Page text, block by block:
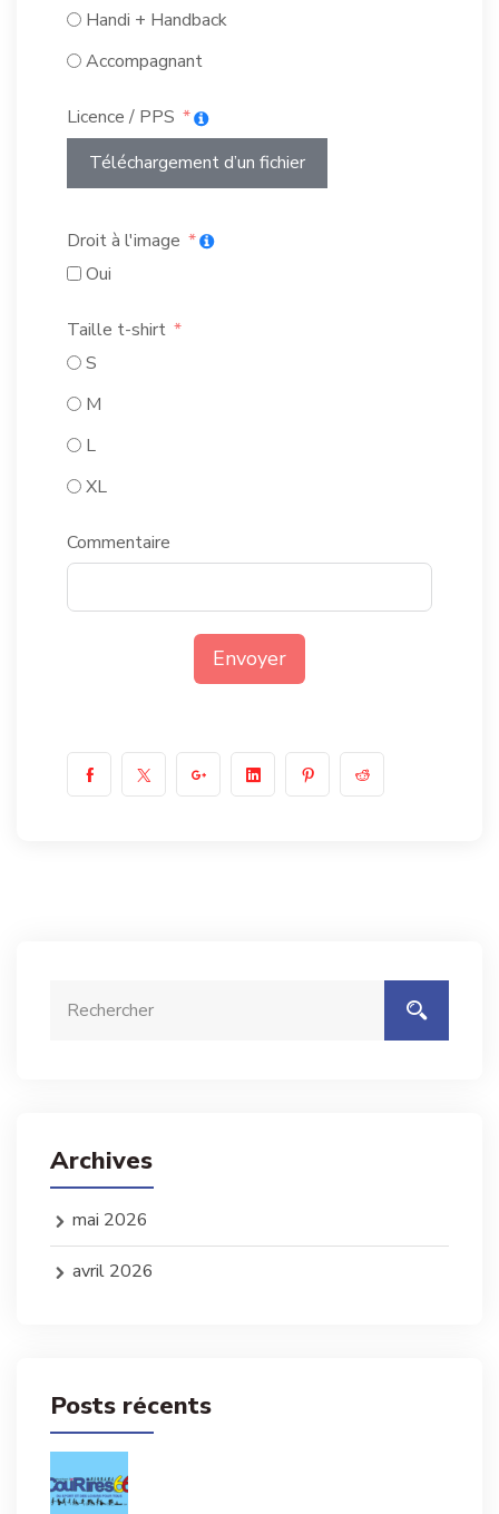
Handi + Handback
Accompagnant
Licence / PPS
Téléchargement d’un fichier
Droit à l'image
Oui
Taille t-shirt
S
M
L
XL
Commentaire
Envoyer
Archives
mai 2026
avril 2026
Posts récents